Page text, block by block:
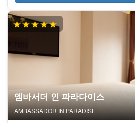
★★★★★
엠바서더 인 파라다이스
AMBASSADOR IN PARADISE